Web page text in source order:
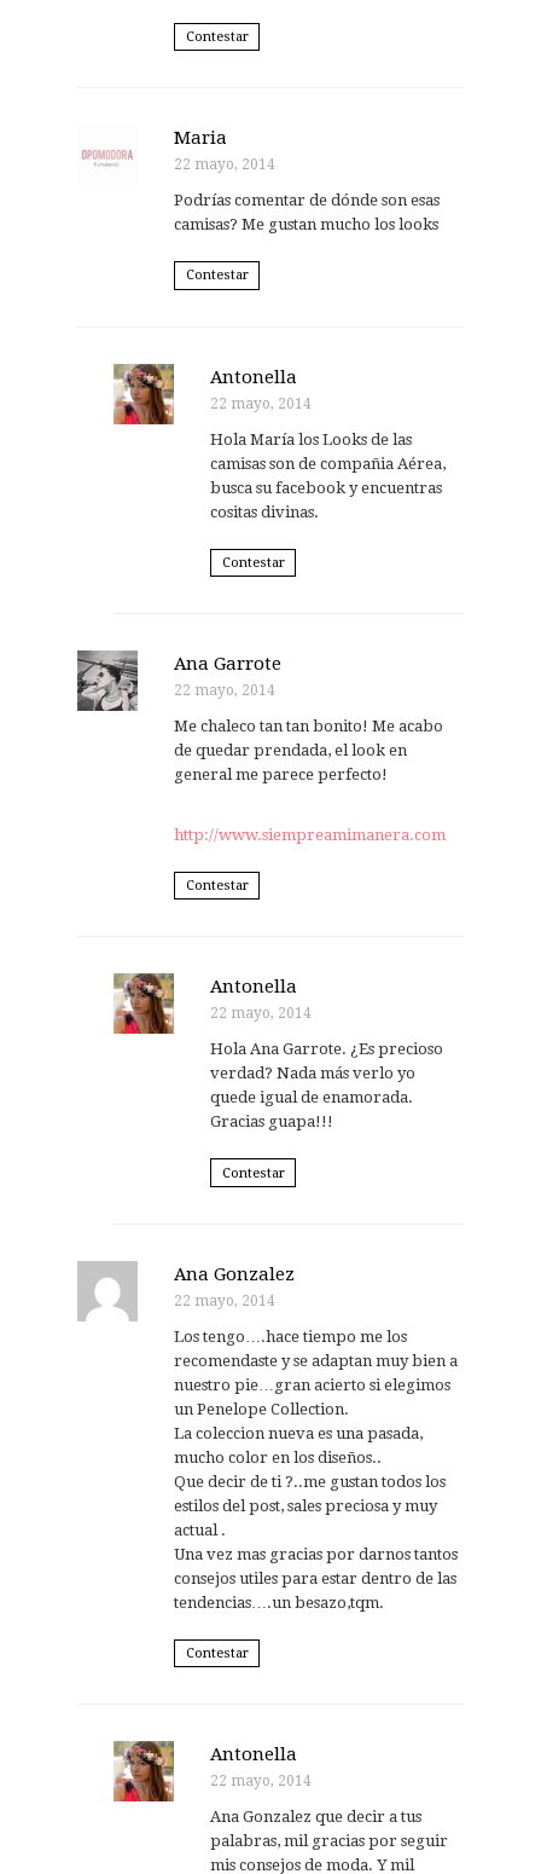
Contestar
Maria
22 mayo, 2014
Podrías comentar de dónde son esas
camisas? Me gustan mucho los looks
Contestar
Antonella
22 mayo, 2014
Hola María los Looks de las
camisas son de compañia Aérea,
busca su facebook y encuentras
cositas divinas.
Contestar
Ana Garrote
22 mayo, 2014
Me chaleco tan tan bonito! Me acabo
de quedar prendada, el look en
general me parece perfecto!
http://www.siempreamimanera.com
Contestar
Antonella
22 mayo, 2014
Hola Ana Garrote. ¿Es precioso
verdad? Nada más verlo yo
quede igual de enamorada.
Gracias guapa!!!
Contestar
Ana Gonzalez
22 mayo, 2014
Los tengo….hace tiempo me los
recomendaste y se adaptan muy bien a
nuestro pie…gran acierto si elegimos
un Penelope Collection.
La coleccion nueva es una pasada,
mucho color en los diseños..
Que decir de ti ?..me gustan todos los
estilos del post, sales preciosa y muy
actual .
Una vez mas gracias por darnos tantos
consejos utiles para estar dentro de las
tendencias….un besazo,tqm.
Contestar
Antonella
22 mayo, 2014
Ana Gonzalez que decir a tus
palabras, mil gracias por seguir
mis consejos de moda. Y mil